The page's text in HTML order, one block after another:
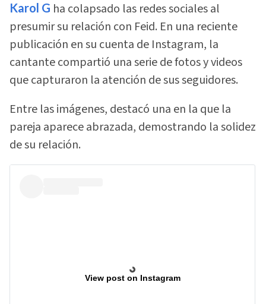
Karol G ha colapsado las redes sociales al
presumir su relación con Feid. En una reciente
publicación en su cuenta de Instagram, la
cantante compartió una serie de fotos y videos
que capturaron la atención de sus seguidores.
Entre las imágenes, destacó una en la que la
pareja aparece abrazada, demostrando la solidez
de su relación.
View post on Instagram